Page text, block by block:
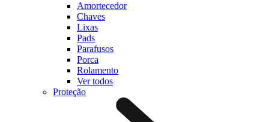
Amortecedor
Chaves
Lixas
Pads
Parafusos
Porca
Rolamento
Ver todos
Proteção